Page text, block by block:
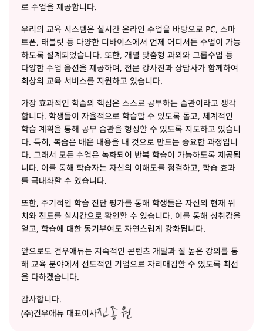
로 수업을 제공합니다.
우리의 교육 시스템은 실시간 온라인 수업을 바탕으로 PC, 스마
트폰, 태블릿 등 다양한 디바이스에서 언제 어디서든 수업이 가능
하도록 설계되었습니다. 또한, 개별 맞춤형 과외와 그룹수업 등
다양한 수업 옵션을 제공하며, 전문 강사진과 상담사가 함께하여
최상의 교육 서비스를 지원하고 있습니다.
가장 효과적인 학습의 핵심은 스스로 공부하는 습관이라고 생각
합니다. 학생들이 자율적으로 학습할 수 있도록 돕고, 체계적인
학습 계획을 통해 공부 습관을 형성할 수 있도록 지도하고 있습니
다. 특히, 복습은 배운 내용을 내 것으로 만드는 중요한 과정입니
다. 그래서 모든 수업은 녹화되어 반복 학습이 가능하도록 제공됩
니다. 이를 통해 학습자는 자신의 이해도를 점검하고, 학습 효과
를 극대화할 수 있습니다.
또한, 주기적인 학습 진단 평가를 통해 학생들은 자신의 현재 위
치와 진도를 실시간으로 확인할 수 있습니다. 이를 통해 성취감을
얻고, 학습에 대한 동기부여도 자연스럽게 강화됩니다.
앞으로도 건우애듀는 지속적인 콘텐츠 개발과 질 높은 강의를 통
해 교육 분야에서 선도적인 기업으로 자리매김할 수 있도록 최선
을 다하겠습니다.
감사합니다.
(주)건우애듀 대표이사